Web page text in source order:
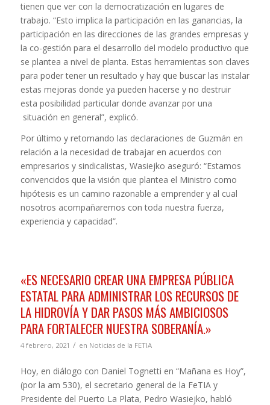
tienen que ver con la democratización en lugares de
trabajo. “Esto implica la participación en las ganancias, la
participación en las direcciones de las grandes empresas y
la co-gestión para el desarrollo del modelo productivo que
se plantea a nivel de planta. Estas herramientas son claves
para poder tener un resultado y hay que buscar las instalar
estas mejoras donde ya pueden hacerse y no destruir
esta posibilidad particular donde avanzar por una
situación en general”, explicó.
Por último y retomando las declaraciones de Guzmán en
relación a la necesidad de trabajar en acuerdos con
empresarios y sindicalistas, Wasiejko aseguró: “Estamos
convencidos que la visión que plantea el Ministro como
hipótesis es un camino razonable a emprender y al cual
nosotros acompañaremos con toda nuestra fuerza,
experiencia y capacidad”.
«ES NECESARIO CREAR UNA EMPRESA PÚBLICA
ESTATAL PARA ADMINISTRAR LOS RECURSOS DE
LA HIDROVÍA Y DAR PASOS MÁS AMBICIOSOS
PARA FORTALECER NUESTRA SOBERANÍA.»
4 febrero, 2021 / en Noticias de la FETIA
Hoy, en diálogo con Daniel Tognetti en “Mañana es Hoy”,
(por la am 530), el secretario general de la FeTIA y
Presidente del Puerto La Plata, Pedro Wasiejko, habló